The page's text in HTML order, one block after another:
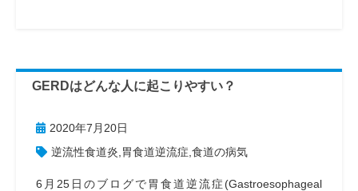
GERDはどんな人に起こりやすい？
2020年7月20日
逆流性食道炎 胃食道逆流症 食道の病気
6月25日のブログで胃食道逆流症(Gastroesophageal